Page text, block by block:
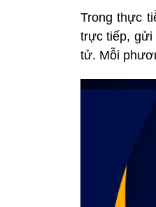
Trong thực
trực tiếp, gửi
tử. Mỗi